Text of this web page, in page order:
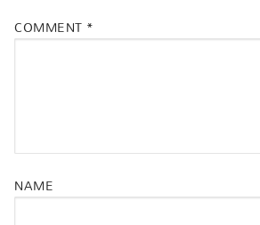
COMMENT *
NAME